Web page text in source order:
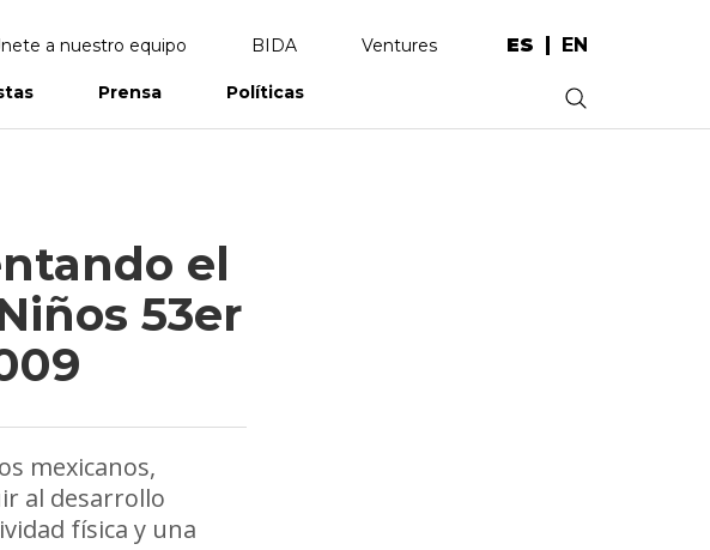
a nuestro equipo BIDA Ventures ES EN
Prensa Políticas .
el
53er
mexicanos,
al desarrollo
física y una